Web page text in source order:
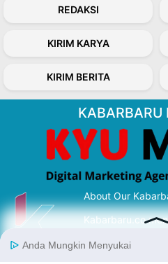
REDAKSI
KIRIM KARYA
KIRIM BERITA
KABARBARU
About Our
Kabarbaru.co
serta terverifikasi